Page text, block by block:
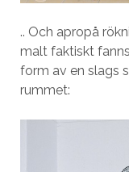
.. Och apropå
malt faktiskt
form av en slags
rummet: